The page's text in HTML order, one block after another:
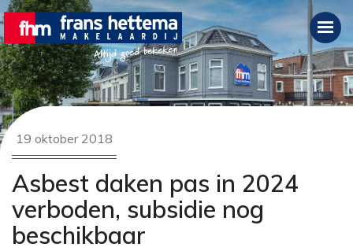
19 oktober 2018
Asbest daken pas in 2024
verboden, subsidie nog
beschikbaar